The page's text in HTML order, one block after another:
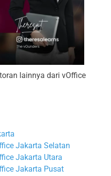
lainnya dari vOffice
Jakarta Selatan
Jakarta Utara
Jakarta Pusat